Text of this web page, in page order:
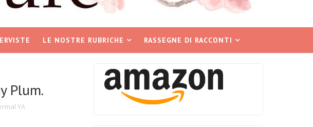
LE NOSTRE RUBRICHE RASSEGNE DI RACCONTI
Plum.
YA